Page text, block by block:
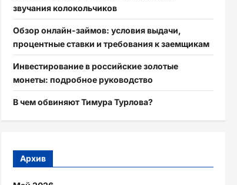
звучания колокольчиков
Обзор онлайн-займов: условия выдачи,
процентные ставки и требования к заемщикам
Инвестирование в российские золотые
монеты: подробное руководство
В чем обвиняют Тимура Турлова?
Архив